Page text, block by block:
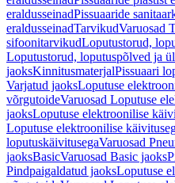
eraldusseinadPissuaaride
eraldusseinadTarvikudVaruosad
sifoonitarvikudLoputustorud,
Loputustorud, loputuspõlved ja
jaoksKinnitusmaterjalPissuaari
Varjatud jaoksLoputuse
võrgutoideVaruosad Loputuse
jaoksLoputuse elektroonilise
Loputuse elektroonilise
loputuskäivitusegaVaruosad
jaoksBasicVaruosad Basic jaoks
Pindpaigaldatud jaoksLoputuse